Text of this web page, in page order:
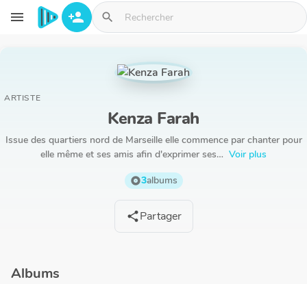
Aller au contenu principal
menu person_add search
ARTISTE
Kenza Farah
Issue des quartiers nord de Marseille elle commence par chanter pour
elle même et ses amis afin d'exprimer ses… Voir plus
album3albums
sharePartager
Albums